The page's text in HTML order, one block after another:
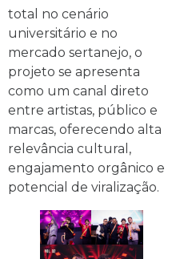
total no cenário
universitário e no
mercado sertanejo, o
projeto se apresenta
como um canal direto
entre artistas, público e
marcas, oferecendo alta
relevância cultural,
engajamento orgânico e
potencial de viralização.